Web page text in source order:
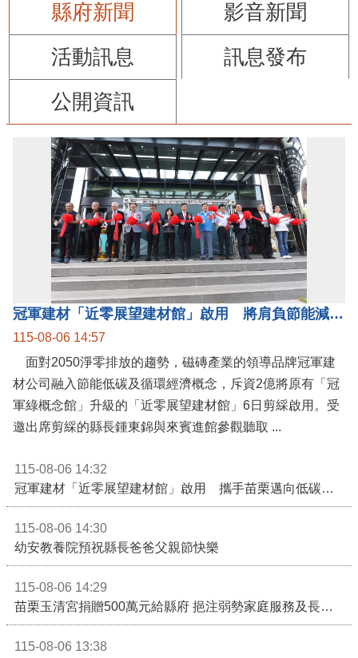
縣府新聞
影音新聞
活動訊息
訊息發布
公開資訊
冠軍建材「近零展望建材館」啟用 將肩負節能減碳環境教育重任
115-08-06 14:57
面對2050淨零排放的趨勢，磁磚產業的領導品牌冠軍建
材公司融入節能低碳及循環經濟概念，斥資2億將原有「冠
軍綠概念館」升級的「近零展望建材館」6日剪綵啟用。受
邀出席剪綵的縣長鍾東錦與來賓進館參觀聽取 ...
115-08-06 14:32
冠軍建材「近零展望建材館」啟用 攜手苗栗邁向低碳建築新未來
115-08-06 14:30
幼安教養院預祝縣長爸爸父親節快樂
115-08-06 14:29
苗栗玉清宮捐贈500萬元給縣府 挹注弱勢家庭服務及長照醫療資源
115-08-06 13:38